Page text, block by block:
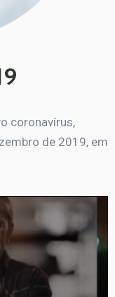
coronavírus,
de 2019, em